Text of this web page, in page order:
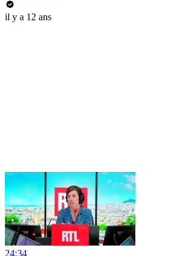
il y a 12 ans
24:34